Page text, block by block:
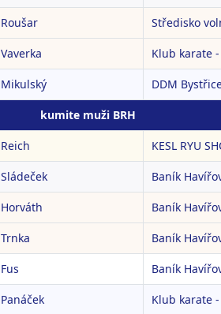
Roušar Středisko
Vaverka Klub karate
Mikulský DDM
kumite muži BRH
Reich KESL RYU
Sládeček Baník
Horváth Baník
Trnka Baník
Fus Baník
Panáček Klub karate